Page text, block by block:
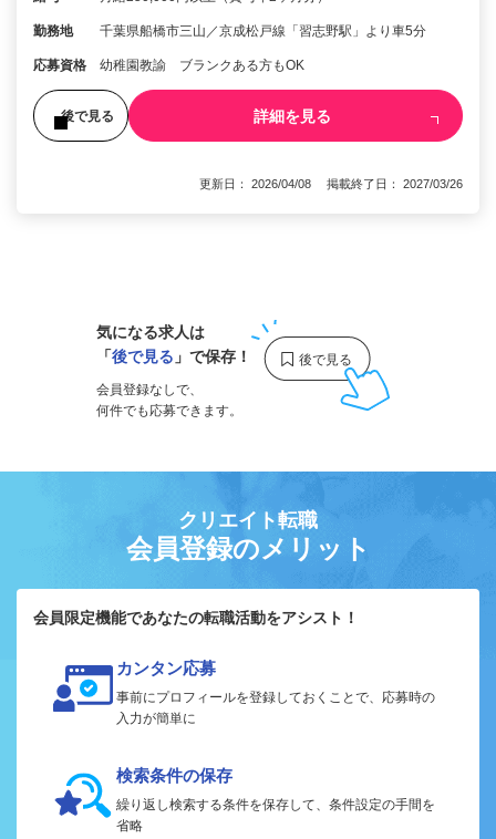
勤務地 千葉県船橋市三山／京成松戸線「習志野駅」より車5分
応募資格 幼稚園教諭 ブランクある方もOK
後で見る 詳細を見る
更新日： 2026/04/08 掲載終了日： 2027/03/26
気になる求人は
「後で見る 」で保存！
会員登録なしで、
何件でも応募できます。
クリエイト転職
会員登録のメリット
会員限定機能であなたの転職活動をアシスト！
カンタン応募
事前にプロフィールを登録しておくことで、応募時の
入力が簡単に
検索条件の保存
繰り返し検索する条件を保存して、条件設定の手間を
省略